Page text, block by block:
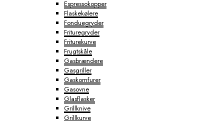
Espressokopper
Flaskekølere
Fonduegryder
Frituregryder
Friturekurve
Frugtskåle
Gasbrændere
Gasgriller
Gaskomfurer
Gasovne
Glasflasker
Grillknive
Grillkurve